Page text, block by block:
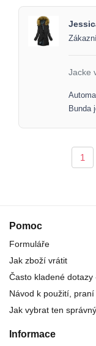
Jacke
Bunda
1
Pomoc
Formuláře
Jak zboží vrátit
Často kladené dotazy
Návod k použití,
Jak vybrat ten
Informace